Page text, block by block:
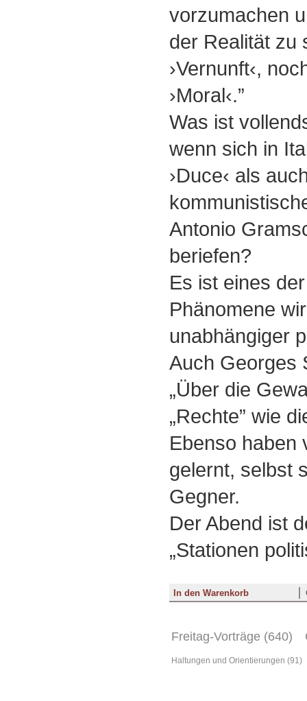
vorzumachen
der Realität zu
›Vernunft‹,
›Moral‹.”
Was ist
wenn sich in
›Duce‹ als
Antonio
beriefen?
Es ist eines
Phänomene
unabhängiger
Auch Georges
„Über die
„Rechte” wie
Ebenso haben
gelernt, selbst
Gegner.
Der Abend ist
„Stationen
Freitag-Vorträge (640)
Haltungen und Orientierungen (91)